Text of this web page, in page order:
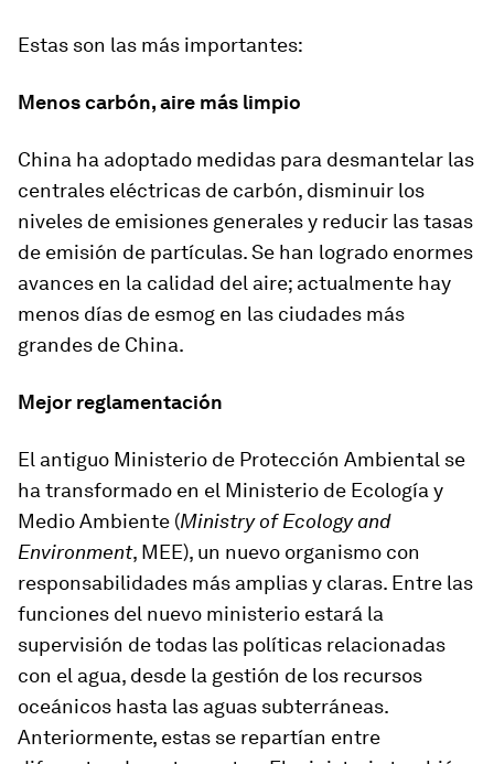
Estas son las más importantes:
Menos carbón, aire más limpio
China ha adoptado medidas para desmantelar las
centrales eléctricas de carbón, disminuir los
niveles de emisiones generales y reducir las tasas
de emisión de partículas. Se han logrado enormes
avances en la calidad del aire; actualmente hay
menos días de esmog en las ciudades más
grandes de China.
Mejor reglamentación
El antiguo Ministerio de Protección Ambiental se
ha transformado en el Ministerio de Ecología y
Medio Ambiente (Ministry of Ecology and
Environment, MEE), un nuevo organismo con
responsabilidades más amplias y claras. Entre las
funciones del nuevo ministerio estará la
supervisión de todas las políticas relacionadas
con el agua, desde la gestión de los recursos
oceánicos hasta las aguas subterráneas.
Anteriormente, estas se repartían entre